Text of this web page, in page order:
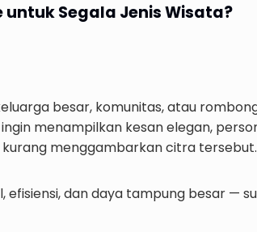
untuk Segala Jenis Wisata?
besar, komunitas, atau
menampilkan kesan elegan,
kurang menggambarkan citra tersebut.
efisiensi, dan daya tampung besar —